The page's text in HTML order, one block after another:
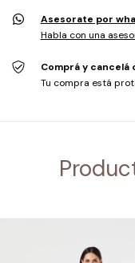
Asesorate por
Habla con una
Comprá y cancelá
Tu compra está